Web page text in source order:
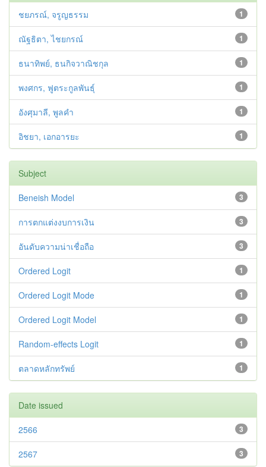
1
ชยภรณ์, จรูญธรรม
1
ณัฐธิตา, ไชยกรณ์
1
ธนาทิพย์, ธนกิจวาณิชกุล
1
พงศกร, ฟูตระกูลพันธุ์
1
อังศุมาลี, พูลคำ
1
อิชยา, เอกอารยะ
Subject
3
Beneish Model
3
การตกแต่งงบการเงิน
3
อันดับความน่าเชื่อถือ
1
Ordered Logit
1
Ordered Logit Mode
1
Ordered Logit Model
1
Random-effects Logit
1
ตลาดหลักทรัพย์
Date issued
3
2566
3
2567